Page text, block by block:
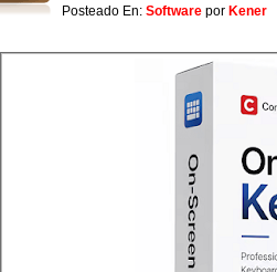
Posteado En: Software por Kener